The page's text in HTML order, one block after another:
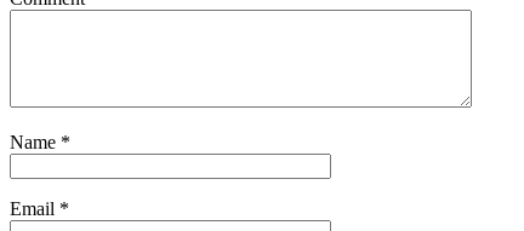
Name *
Email *